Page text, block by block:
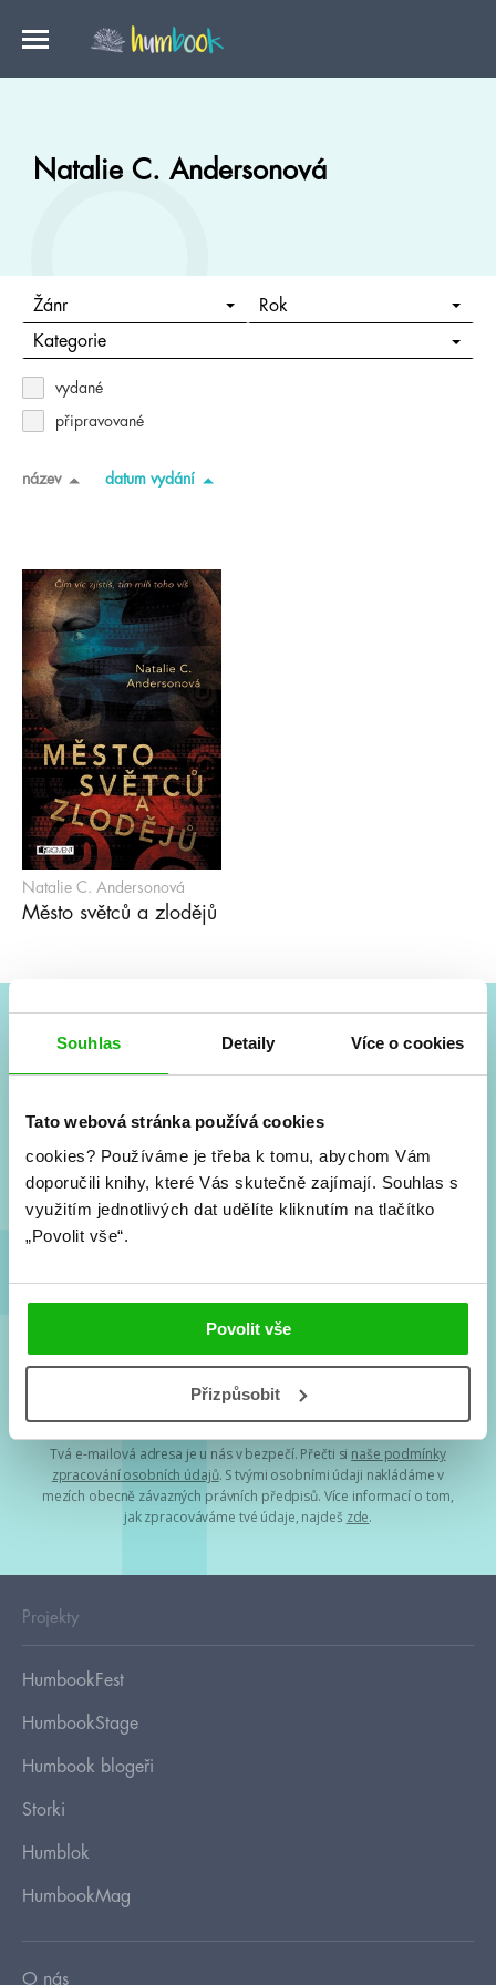
Souhlas Detaily Více o cookies
Tato webová stránka používá cookies
cookies? Používáme je třeba k tomu, abychom Vám
doporučili knihy, které Vás skutečně zajímají. Souhlas s
využitím jednotlivých dat udělíte kliknutím na tlačítko
„Povolit vše“.
Povolit vše
Přizpůsobit
Natalie C. Andersonová
Žánr Rok
Kategorie
vydané
připravované
název datum vydání
Natalie C. Andersonová
Město světců a zlodějů
#HumbookNews
Nové knihy, co se chystá, kvízy, soutěže, autoři, filmové
Souhlasím spodmínkami zpracování osobních údajů
Tvá e-mailová adresa je u nás v bezpečí. Přečti si naše podmínky
zpracování osobních údajů. S tvými osobními údaji nakládáme v
mezích obecně závazných právních předpisů. Více informací o tom,
jak zpracováváme tvé údaje, najdeš zde.
Projekty
HumbookFest
HumbookStage
Humbook blogeři
Storki
Humblok
HumbookMag
O nás